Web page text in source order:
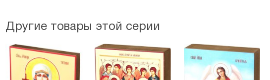
Другие товары этой серии